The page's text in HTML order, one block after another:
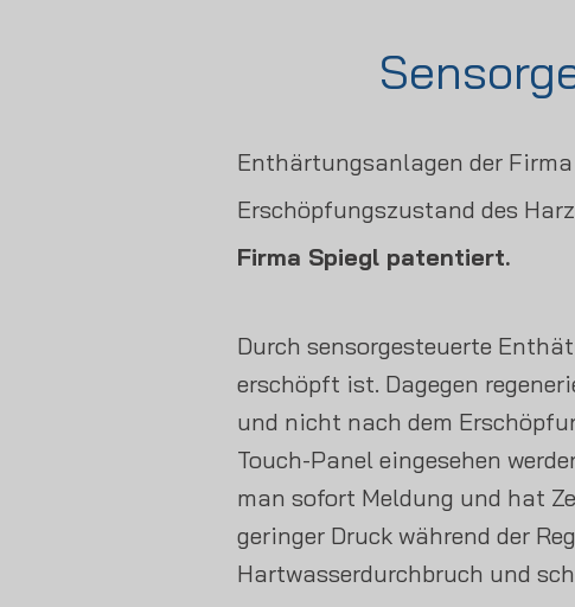
Enthärtungsanlagen der
Erschöpfungszustand des
Firma Spiegl patentiert.
Durch sensorgesteuerte
erschöpft ist. Dagegen
und nicht nach dem
Touch-Panel eingesehen
man sofort Meldung und hat
geringer Druck während der
Hartwasserdurchbruch und